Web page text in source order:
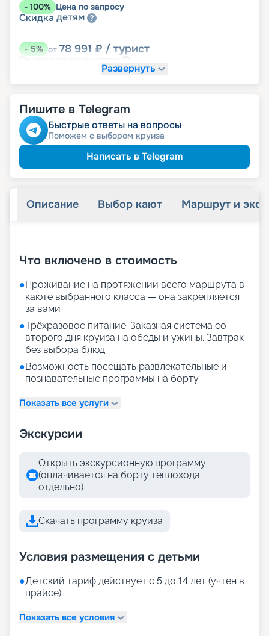
- 100% Цена по запросу
Скидка детям
-5% от 78 991 ₽ / турист
Скидка
Развернуть
Пишите в Telegram
Быстрые ответы на вопросы
Поможем с выбором круиза
Написать в Telegram
Описание Выбор кают Маршрут и
Что включено в стоимость
●Проживание на протяжении всего маршрута в
каюте выбранного класса — она закрепляется
за вами
●Трёхразовое питание. Заказная система со
второго дня круиза на обеды и ужины. Завтрак
без выбора блюд
●Возможность посещать развлекательные и
познавательные программы на борту
Показать все услуги
Экскурсии
Открыть экскурсионную программу
(оплачивается на борту теплохода
отдельно)
Скачать программу круиза
Условия размещения с детьми
●Детский тариф действует с 5 до 14 лет (учтен в
прайсе).
Показать все условия